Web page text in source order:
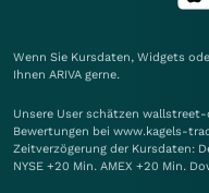
Wenn Sie Kursdaten, Widgets
Ihnen ARIVA gerne.
Unsere User schätzen
Bewertungen bei www.kagels-
Zeitverzögerung der Kursdaten:
NYSE +20 Min. AMEX +20 Min.